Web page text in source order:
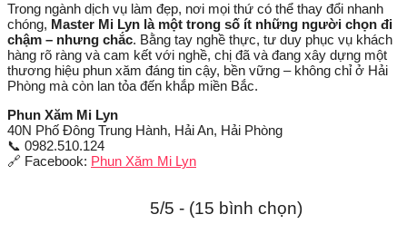
Trong ngành dịch vụ làm đẹp, nơi mọi thứ có thể thay đổi nhanh
chóng, Master Mi Lyn là một trong số ít những người chọn đi
chậm – nhưng chắc. Bằng tay nghề thực, tư duy phục vụ khách
hàng rõ ràng và cam kết với nghề, chị đã và đang xây dựng một
thương hiệu phun xăm đáng tin cậy, bền vững – không chỉ ở Hải
Phòng mà còn lan tỏa đến khắp miền Bắc.
Phun Xăm Mi Lyn
40N Phố Đông Trung Hành, Hải An, Hải Phòng
📞 0982.510.124
🔗 Facebook: Phun Xăm Mi Lyn
5/5 - (15 bình chọn)